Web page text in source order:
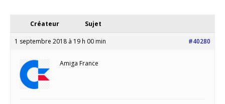
Créateur Sujet
1 septembre 2018 à 19 h 00 min #40280
Amiga France